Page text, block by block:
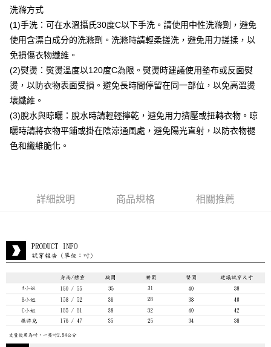
付款後全家取貨
每筆NT$80，滿NT$399(含以上)免運費
付款後7-11取貨
每筆NT$80，滿NT$888(含以上)免運費
宅配到府
每筆NT$80，滿NT$888(含以上)免運費
貨到付款
每筆NT$80，滿NT$888(含以上)免運費
洗滌方式
(1)手洗：可在水溫攝氏30度C以下手洗。請使用中性洗滌劑，避免
使用含漂白成分的洗滌劑。洗滌時請輕柔搓洗，避免用力搓揉，以
免損傷衣物纖維。
(2)熨燙：熨燙溫度以120度C為限。熨燙時建議使用墊布或反面熨
燙，以防衣物表面受損。避免長時間停留在同一部位，以免高溫燙
壞纖維。
(3)脫水與晾曬：脫水時請輕輕擰乾，避免用力擠壓或扭轉衣物。晾
曬時請將衣物平鋪或掛在陰涼通風處，避免陽光直射，以防衣物褪
色和纖維脆化。
詳細說明 商品規格 相關推薦